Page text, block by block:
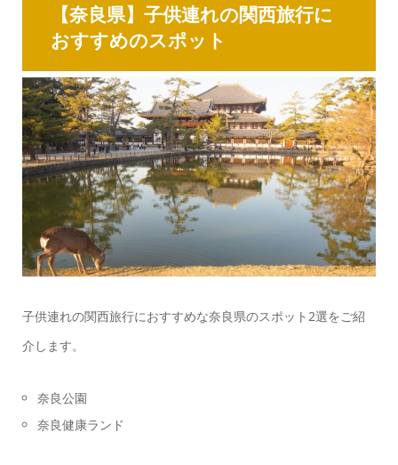
【奈良県】子供連れの関西旅行に
おすすめのスポット
子供連れの関西旅行におすすめな奈良県のスポット2選をご紹
介します。
奈良公園
奈良健康ランド